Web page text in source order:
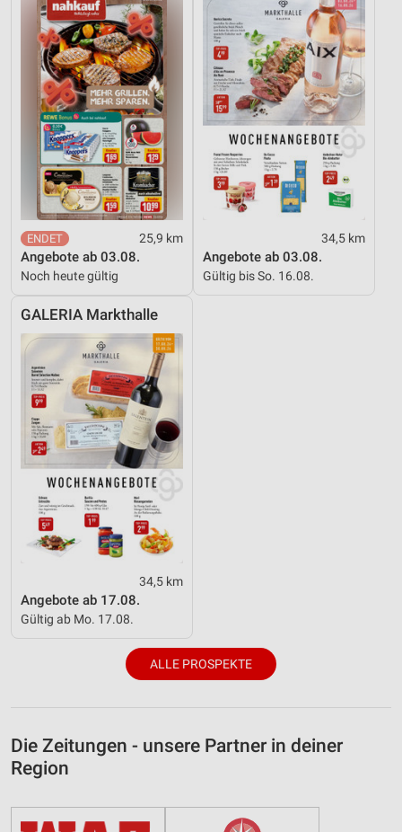
25,9 km
Angebote ab 03.08.
Noch heute gültig
34,5 km
Angebote ab 03.08.
Gültig bis So. 16.08.
GALERIA Markthalle
34,5 km
Angebote ab 17.08.
Gültig ab Mo. 17.08.
ALLE PROSPEKTE
Die Zeitungen - unsere Partner in deiner
Region